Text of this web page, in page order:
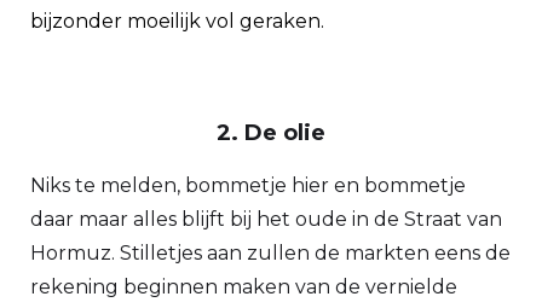
bijzonder moeilijk vol geraken.
2. De olie
Niks te melden, bommetje hier en bommetje
daar maar alles blijft bij het oude in de Straat van
Hormuz. Stilletjes aan zullen de markten eens de
rekening beginnen maken van de vernielde